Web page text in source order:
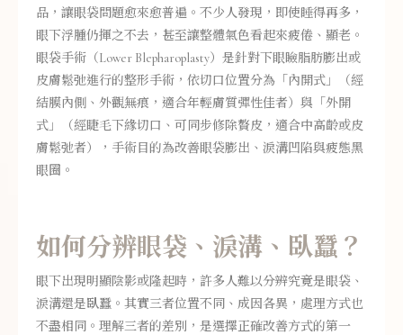
品，讓眼袋問題愈來愈普遍。不少人發現，即使睡得再多，
眼下浮腫仍揮之不去，甚至讓整體氣色看起來疲倦、顯老。
眼袋手術（Lower Blepharoplasty）是針對下眼瞼脂肪膨出或
皮膚鬆弛進行的整形手術，依切口位置分為「內開式」（經
結膜內側、外觀無痕，適合年輕膚質彈性佳者）與「外開
式」（經睫毛下緣切口、可同步修除贅皮，適合中高齡或皮
膚鬆弛者），手術目的為改善眼袋膨出、淚溝凹陷與疲態黑
眼圈。
如何分辨眼袋、淚溝、臥蠶？
眼下出現明顯陰影或隆起時，許多人難以分辨究竟是眼袋、
淚溝還是臥蠶。其實三者位置不同、成因各異，處理方式也
不盡相同。理解三者的差別，是選擇正確改善方式的第一